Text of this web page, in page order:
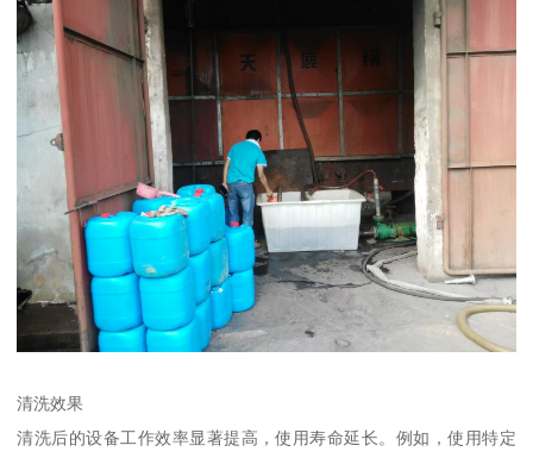
清洗效果
清洗后的设备工作效率显著提高，使用寿命延长。例如，使用特定